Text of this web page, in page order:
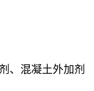
、混凝土外加剂